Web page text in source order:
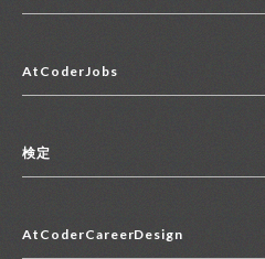
コンテスト一覧
便利リンク集
AtCoderJobs
2027年新卒採用求人一覧
中途採用求人一覧
検定
マイページ
AtCoderCareerDesign